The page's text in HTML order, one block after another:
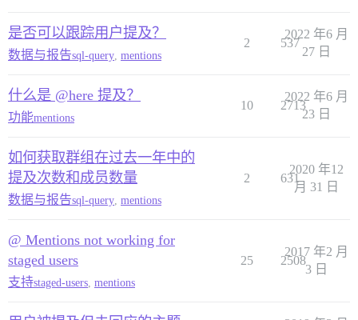
是否可以跟踪用户提及？
数据与报告sql-query mentions
2 537
2022 年6 月
27 日
什么是 @here 提及？
功能mentions
10 2713
2022 年6 月
23 日
如何获取群组在过去一年中的
提及次数和成员数量
数据与报告sql-query mentions
2 631
2020 年12
月 31 日
@ Mentions not working for
staged users
支持staged-users mentions
25 2508
2017 年2 月
3 日